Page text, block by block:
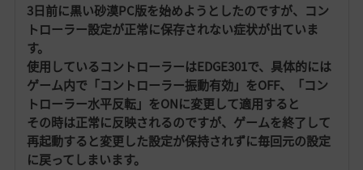
3日前に黒い砂漠PC版を始めようとしたのですが、コン
トローラー設定が正常に保存されない症状が出ていま
す。
使用しているコントローラーはEDGE301で、具体的には
ゲーム内で「コントローラー振動有効」をOFF、「コン
トローラー水平反転」をONに変更して適用すると
その時は正常に反映されるのですが、ゲームを終了して
再起動すると変更した設定が保持されずに毎回元の設定
に戻ってしまいます。